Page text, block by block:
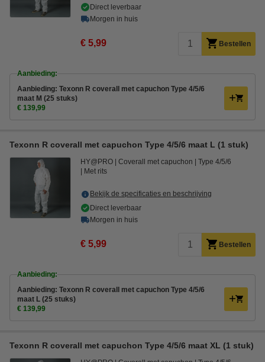
Direct leverbaar
Morgen in huis
€ 5,99 Bestellen
Aanbieding:
Aanbieding: Texonn R coverall met capuchon Type 4/5/6
maat M (25 stuks)
€ 139,99
Texonn R coverall met capuchon Type 4/5/6 maat L (1 stuk)
HY@PRO Coverall met capuchon
Type 4/5/6
Met rits
Bekijk de specificaties en beschrijving
Direct leverbaar
Morgen in huis
€ 5,99 Bestellen
Aanbieding:
Aanbieding: Texonn R coverall met capuchon Type 4/5/6
maat L (25 stuks)
€ 139,99
Texonn R coverall met capuchon Type 4/5/6 maat XL (1 stuk)